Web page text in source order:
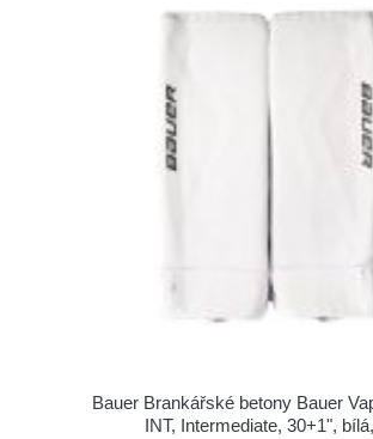
Bauer Brankářské betony Bauer
INT, Intermediate, 30+1",